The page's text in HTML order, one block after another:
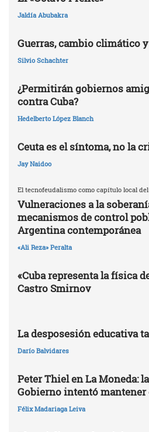
Jaldía Abubakra
Guerras, cambio climático
Silvio Schachter
¿Permitirán gobiernos
contra Cuba?
Hedelberto López Blanch
Ceuta es el síntoma, no la
Jay Naidoo
El tecnofeudalismo como capítulo local
Vulneraciones a la
mecanismos de control
Argentina contemporánea
«Ali Reza» Peralta
«Cuba representa la física
Castro Smirnov
La desposesión educativa
Darío Balvidares
Peter Thiel en La Moneda:
Gobierno intentó mantener
Félix Madariaga Leiva